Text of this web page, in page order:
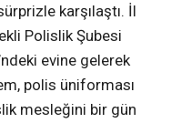
karşılaştı. İl
Polislik Şubesi
evine gelerek
polis üniforması
mesleğini bir gün